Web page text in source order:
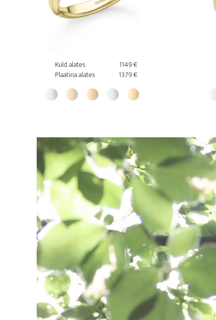
Kuld alates
1149 €
Plaatina alates
1379 €